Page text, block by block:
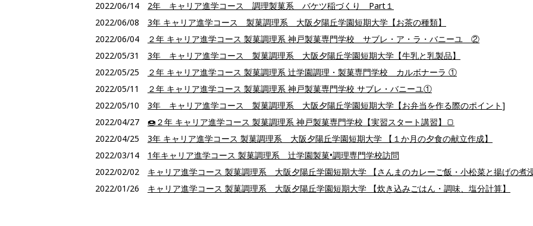
2022/06/14 2年 キャリア進学コース 調理製菓系 バケツ稲づくり Part１
2022/06/08 3年 キャリア進学コース 製菓調理系 大阪夕陽丘学園短期大学【お茶の種類】
2022/06/04
２年 キャリア進学コース 製菓調理系 神戸製菓専門学校 サブレ・ア・ラ・バニーユ ②
2022/05/31 3年 キャリア進学コース 製菓調理系 大阪夕陽丘学園短期大学【牛乳と乳製品】
2022/05/25
２年 キャリア進学コース 製菓調理系 辻学園調理・製菓専門学校 カルボナーラ ①
2022/05/11
２年 キャリア進学コース 製菓調理系 神戸製菓専門学校 サブレ・バニーユ①
2022/05/10 3年 キャリア進学コース 製菓調理系 大阪夕陽丘学園短期大学【お弁当を作る際のポイント]
2022/04/27 🍩２年 キャリア進学コース 製菓調理系 神戸製菓専門学校【実習スタート講習】🍞
2022/04/25 3年 キャリア進学コース 製菓調理系 大阪夕陽丘学園短期大学 【１か月の夕食の献立作成】
2022/03/14 1年キャリア進学コース 製菓調理系 辻学園製菓•調理専門学校訪問
2022/02/02 キャリア進学コース 製菓調理系 大阪夕陽丘学園短期大学 【さんまのカレーご飯・小松菜と揚げの煮
2022/01/26 キャリア進学コース 製菓調理系 大阪夕陽丘学園短期大学 【炊き込みごはん・調味、塩分計算】